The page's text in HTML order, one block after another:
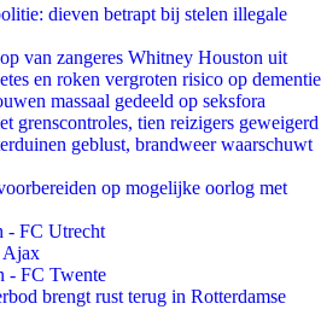
dieven betrapt bij stelen illegale
van zangeres Whitney Houston uit
en roken vergroten risico op dementie
massaal gedeeld op seksfora
grenscontroles, tien reizigers geweigerd
geblust, brandweer waarschuwt
op mogelijke oorlog met
- FC Utrecht
Ajax
- FC Twente
brengt rust terug in Rotterdamse